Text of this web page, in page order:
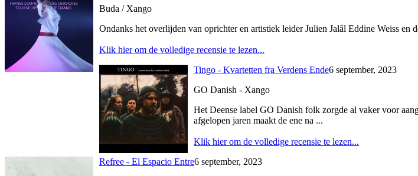
Buda / Xango
Ondanks het overlijden van oprichter en artistiek leider Julien Jalâl Eddine Weiss
Klik hier om de volledige recensie te lezen...
Tingo - Kvartetten fra Verdens Ende6 september, 2023
GO Danish - Xango
Het Deense label GO Danish folk zorgde al vaker voor
afgelopen jaren maakt de ene na ...
Klik hier om de volledige recensie te lezen...
Refree - El Espacio Entre6 september, 2023